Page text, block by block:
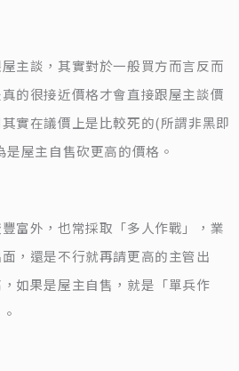
主談，其實對於一般買方而言反而
的很接近價格才會直接跟屋主談價
實在議價上是比較死的(所謂非黑即
屋主自售砍更高的價格。
富外，也常採取「多人作戰」，業
，還是不行就再請更高的主管出
如果是屋主自售，就是「單兵作